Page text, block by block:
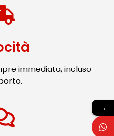
immediata, incluso
→